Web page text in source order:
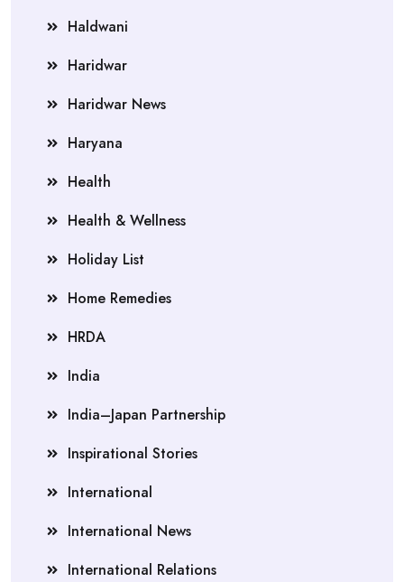
Haldwani
Haridwar
Haridwar News
Haryana
Health
Health & Wellness
Holiday List
Home Remedies
HRDA
India
India–Japan Partnership
Inspirational Stories
International
International News
International Relations